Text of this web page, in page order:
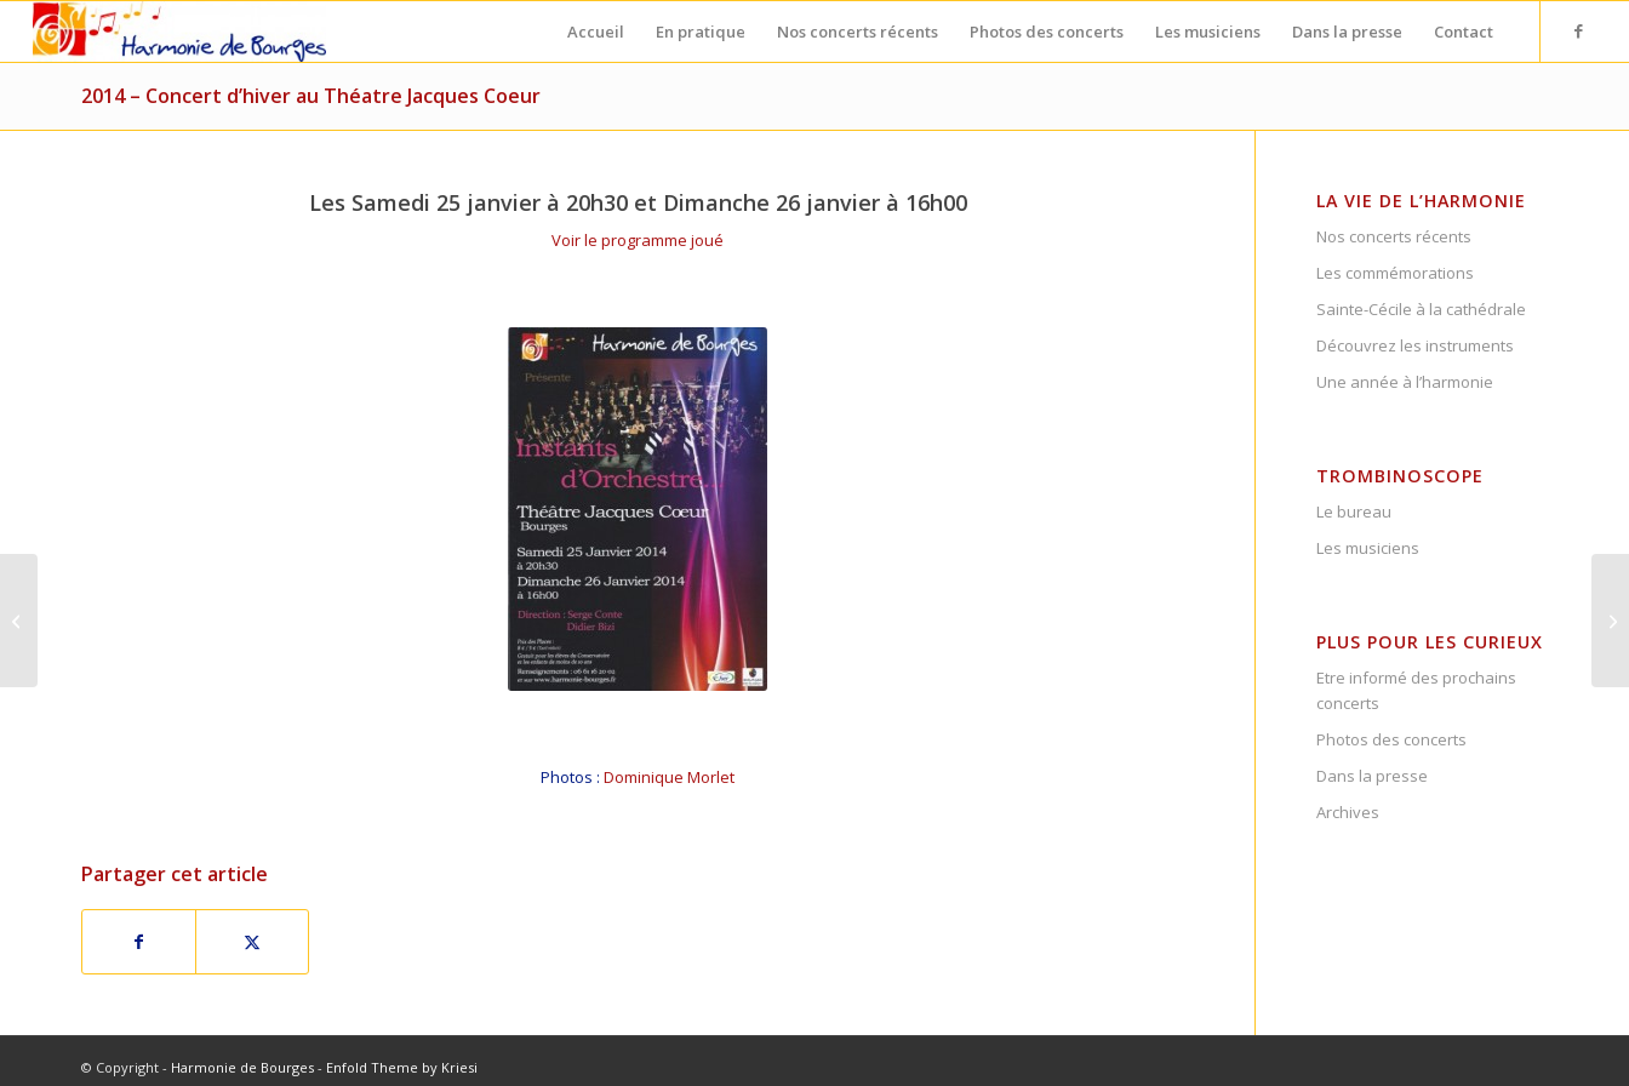
Accueil En pratique Nos concerts récents Photos des concerts Les musiciens Dans la presse Contact
2014 – Concert d’hiver au Théatre Jacques Coeur
Les Samedi 25 janvier à 20h30 et Dimanche 26 janvier à 16h00
Voir le programme joué
Photos : Dominique Morlet
Partager cet article
LA VIE DE L’HARMONIE
Nos concerts récents
Les commémorations
Sainte-Cécile à la cathédrale
Découvrez les instruments
Une année à l’harmonie
TROMBINOSCOPE
Le bureau
Les musiciens
PLUS POUR LES CURIEUX
Etre informé des prochains
concerts
Photos des concerts
Dans la presse
Archives
© Copyright - Harmonie de Bourges - Enfold Theme by Kriesi